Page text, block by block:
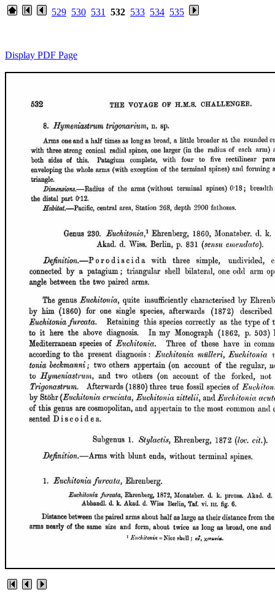
529 530 531 532 533 534 535
Display PDF Page